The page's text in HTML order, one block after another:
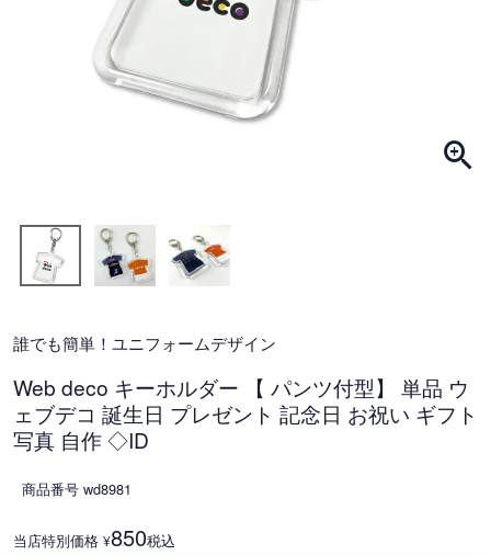
誰でも簡単！ユニフォームデザイン
Web deco キーホルダー 【 パンツ付型】 単品 ウ
ェブデコ 誕生日 プレゼント 記念日 お祝い ギフト
写真 自作 ◇ID
商品番号 wd8981
当店特別価格 ¥850税込